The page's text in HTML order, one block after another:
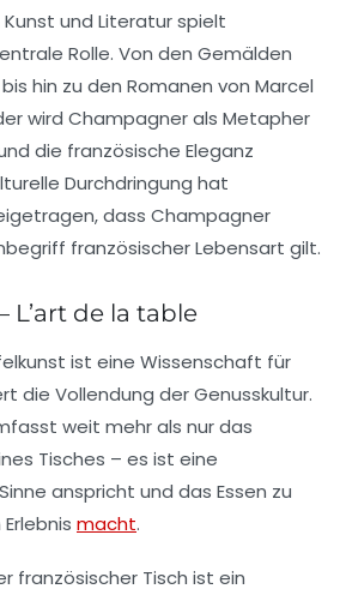
und Literaturspielt
Rolle. Von den Gemälden
bis hin zu den Romanen von Marcel
wird Champagner als Metapher
die französische Eleganz
Durchdringung hat
dass Champagner
französischer Lebensart gilt.
L’art de la table
ist eine Wissenschaft für
die Vollendung der Genusskultur.
weit mehr als nur das
Tisches – es ist eine
anspricht und das Essen zu
macht.
französischer Tisch ist ein